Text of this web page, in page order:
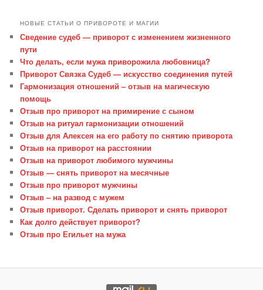
НОВЫЕ СТАТЬИ О ПРИВОРОТЕ И МАГИИ
Сведение судеб — приворот с изменением жизненного
пути
Что делать, если мужа приворожила любовница?
Приворот Связка Судеб — искусство соединения путей
Гармонизация отношений – отзыв на магическую
помощь
Отзыв про приворот на примирение с сыном
Отзыв на ритуал гармонизации отношений
Отзыв для Алексея на его работу по снятию приворота
Отзыв на приворот на расстоянии
Отзыв на приворот любимого мужчины
Отзыв — снять приворот на месячные
Отзыв про приворот мужчины
Отзыв – на развод с мужем
Отзыв приворот. Сделать приворот и снять приворот
Как долго действует приворот?
Отзыв про Егильет на мужа